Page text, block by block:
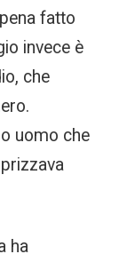
fatto
invece è
che
uomo che
ha